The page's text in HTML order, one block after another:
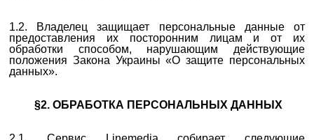
1.2. Владелец защищает персональные данные от
предоставления их посторонним лицам и от их
обработки способом, нарушающим действующие
положения Закона Украины «О защите персональных
данных».
§2. ОБРАБОТКА ПЕРСОНАЛЬНЫХ ДАННЫХ